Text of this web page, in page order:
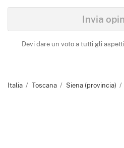
Invia
Devi dare un voto a tutti gli
Italia Toscana Siena (provincia)